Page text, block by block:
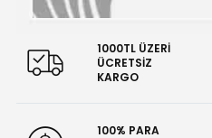
1000TL ÜZERİ
ÜCRETSİZ
KARGO
100% PARA